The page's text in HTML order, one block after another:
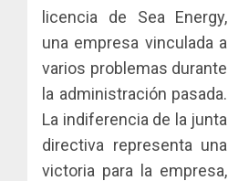
licencia de Sea Energy,
una empresa vinculada a
varios problemas durante
la administración pasada.
La indiferencia de la junta
directiva representa una
victoria para la empresa,